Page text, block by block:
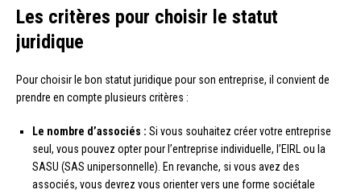
Les critères pour choisir le statut
juridique
Pour choisir le bon statut juridique pour son entreprise, il convient de
prendre en compte plusieurs critères :
Le nombre d’associés : Si vous souhaitez créer votre entreprise
seul, vous pouvez opter pour l’entreprise individuelle, l’EIRL ou la
SASU (SAS unipersonnelle). En revanche, si vous avez des
associés, vous devrez vous orienter vers une forme sociétale